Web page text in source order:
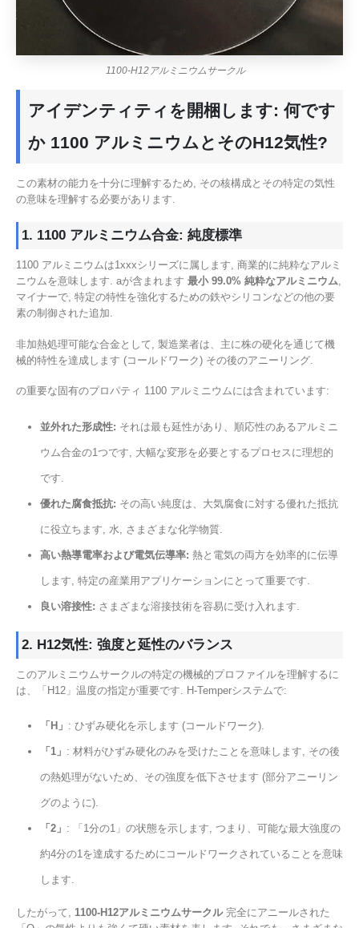
1100-H12アルミニウムサークル
アイデンティティを開梱します: 何です
か 1100 アルミニウムとそのH12気性?
この素材の能力を十分に理解するため, その核構成とその特定の気性
の意味を理解する必要があります.
1. 1100 アルミニウム合金: 純度標準
1100 アルミニウムは1xxxシリーズに属します, 商業的に純粋なアルミ
ニウムを意味します. aが含まれます 最小 99.0% 純粋なアルミニウム,
マイナーで, 特定の特性を強化するための鉄やシリコンなどの他の要
素の制御された追加.
非加熱処理可能な合金として, 製造業者は、主に株の硬化を通じて機
械的特性を達成します (コールドワーク) その後のアニーリング.
の重要な固有のプロパティ 1100 アルミニウムには含まれています:
並外れた形成性: それは最も延性があり、順応性のあるアルミニ
ウム合金の1つです, 大幅な変形を必要とするプロセスに理想的
です.
優れた腐食抵抗: その高い純度は、大気腐食に対する優れた抵抗
に役立ちます, 水, さまざまな化学物質.
高い熱導電率および電気伝導率: 熱と電気の両方を効率的に伝導
します, 特定の産業用アプリケーションにとって重要です.
良い溶接性: さまざまな溶接技術を容易に受け入れます.
2. H12気性: 強度と延性のバランス
このアルミニウムサークルの特定の機械的プロファイルを理解するに
は、「H12」温度の指定が重要です. H-Temperシステムで:
「H」 : ひずみ硬化を示します (コールドワーク).
「1」 : 材料がひずみ硬化のみを受けたことを意味します, その後
の熱処理がないため、その強度を低下させます (部分アニーリン
グのように).
「2」 : 「1分の1」の状態を示します, つまり、可能な最大強度の
約4分の1を達成するためにコールドワークされていることを意味
します.
したがって, 1100-H12アルミニウムサークル完全にアニールされた